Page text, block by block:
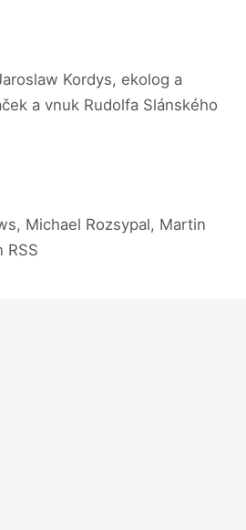
Kordys, ekolog a
a vnuk Rudolfa Slánského
Michael Rozsypal, Martin
RSS